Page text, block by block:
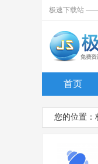
极速下载站 ——
首页
您的位置：